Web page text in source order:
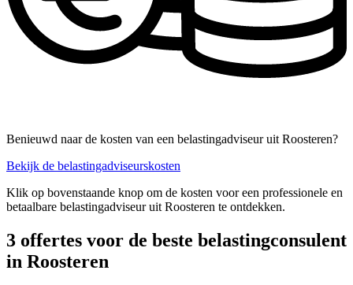
Benieuwd naar de kosten van een belastingadviseur uit Roosteren?
Bekijk de belastingadviseurskosten
Klik op bovenstaande knop om de kosten voor een professionele en
betaalbare belastingadviseur uit Roosteren te ontdekken.
3 offertes voor de beste belastingconsulent
in Roosteren